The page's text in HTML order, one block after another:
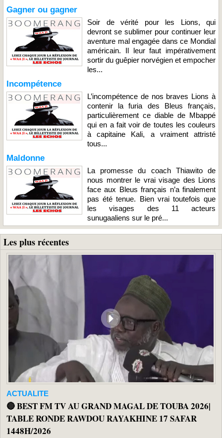
Gagner ou gagner
Soir de vérité pour les Lions, qui
devront se sublimer pour continuer leur
aventure mal engagée dans ce Mondial
américain. Il leur faut impérativement
sortir du guêpier norvégien et empocher
les...
Incompétence
L’incompétence de nos braves Lions à
contenir la furia des Bleus français,
particulièrement ce diable de Mbappé
qui en a fait voir de toutes les couleurs
à capitaine Kali, a vraiment attristé
tous...
Maldonne
La promesse du coach Thiawito de
nous montrer le vrai visage des Lions
face aux Bleus français n’a finalement
pas été tenue. Bien vrai toutefois que
les visages des 11 acteurs
sunugaaliens sur le pré...
Les plus récentes
ACTUALITE
🔴 BEST FM TV AU GRAND MAGAL DE TOUBA 2026|
TABLE RONDE RAWDOU RAYAKHINE 17 SAFAR
1448H/2026